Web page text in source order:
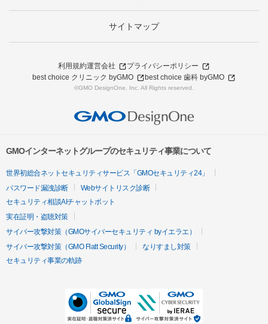
サイトマップ
利用規約運営会社
プライバシーポリシー
best choice クリニック byGMO
best choice 歯科 byGMO
©GMO DesignOne, Inc. All Rights reserved.
GMOインターネットグループのセキュリティ事業について
世界初総合ネットセキュリティサービス「GMOセキュリティ24」
パスワード漏洩診断
Webサイトリスク診断
セキュリティ相談AIチャットボット
実在証明・盗聴対策
サイバー攻撃対策（GMOサイバーセキュリティ byイエラエ）
サイバー攻撃対策（GMO Flatt Security）
なりすまし対策
セキュリティ事業の軌跡